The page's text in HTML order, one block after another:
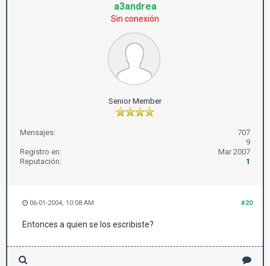
a3andrea
Sin conexión
Senior Member
Mensajes:
707
9
Registro en:
Mar 2007
Reputación:
1
#20
06-01-2004, 10:08 AM
Entonces a quien se los escribiste?